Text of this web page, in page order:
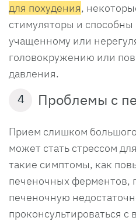
для похудения,
стимуляторы и способны
учащенному или
головокружению или
давления.
4 Проблемы с
Прием слишком
может стать стрессом для
такие симптомы, как
печеночных ферментов,
печеночную
проконсультироваться